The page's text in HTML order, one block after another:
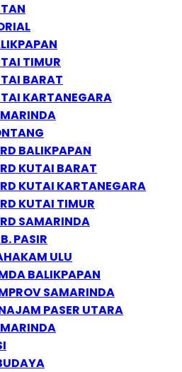
TIMUR
BARAT
KARTANEGARA
BALIKPAPAN
KUTAI BARAT
KUTAI KARTANEGARA
KUTAI TIMUR
SAMARINDA
PASIR
ULU
BALIKPAPAN
SAMARINDA
PASER UTARA